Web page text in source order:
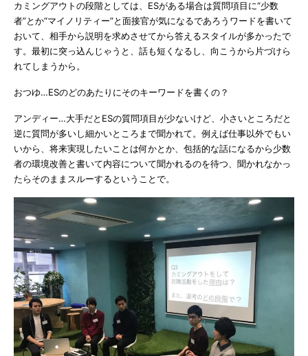
カミングアウトの段階としては、ESがある場合は質問項目に“少数
者”とか“マイノリティー”と面接官が気になるであろうワードを書いて
おいて、相手から説明を求めさせてから答えるスタイルが多かったで
す。最初に突っ込んじゃうと、話も短くなるし、向こうから片づけら
れてしまうから。
おつゆ…ESのどのあたりにそのキーワードを書くの？
アンディー…大手だとESの質問項目が少ないけど、小さいところだと
逆に質問が多いし細かいところまで聞かれて。例えば仕事以外でもい
いから、将来実現したいことは何かとか、包括的な話になるから少数
者の環境改善と書いて内容について聞かれるのを待つ、聞かれなかっ
たらそのままスルーするということで。